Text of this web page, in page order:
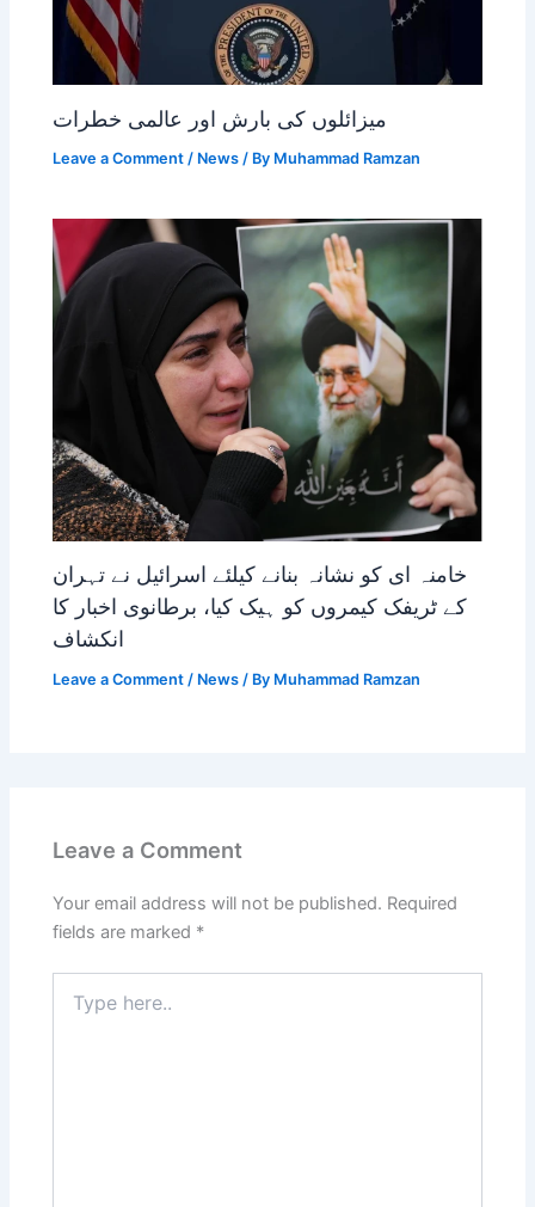
میزائلوں کی بارش اور عالمی خطرات
Leave a Comment / News / By Muhammad Ramzan
خامنہ ای کو نشانہ بنانے کیلئے اسرائیل نے تہران
کے ٹریفک کیمروں کو ہیک کیا، برطانوی اخبار کا
انکشاف
Leave a Comment / News / By Muhammad Ramzan
Leave a Comment
Your email address will not be published. Required
fields are marked *
here..